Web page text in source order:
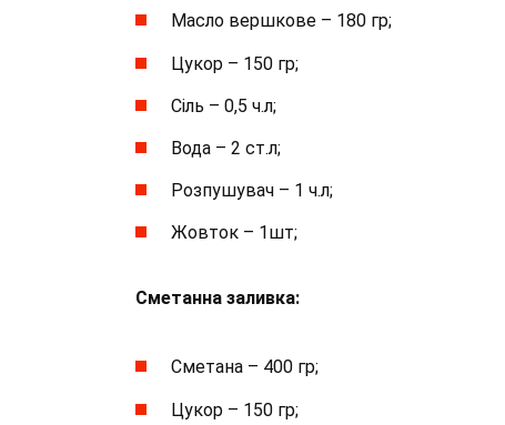
Масло вершкове – 180 гр;
Цукор – 150 гр;
Сіль – 0,5 ч.л;
Вода – 2 ст.л;
Розпушувач – 1 ч.л;
Жовток – 1шт;
Сметанна заливка:
Сметана – 400 гр;
Цукор – 150 гр;